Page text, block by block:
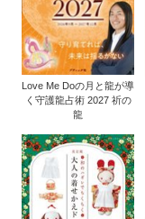
Love Me Doの月と龍が導
く守護龍占術 2027 祈の
龍